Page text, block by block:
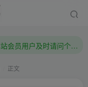
本站已开启QQ微信快速登录 ,拥有本站会员用户及时请问个人中心绑定！
正文